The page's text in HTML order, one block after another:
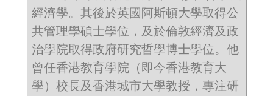
經濟學。其後於英國阿斯頓大學取得公
共管理學碩士學位，及於倫敦經濟及政
治學院取得政府研究哲學博士學位。他
曾任香港教育學院（即今香港教育大
學）校長及香港城市大學教授，專注研